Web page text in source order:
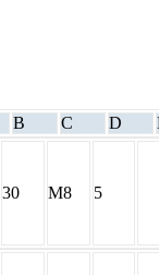
B C D
30 M8 5